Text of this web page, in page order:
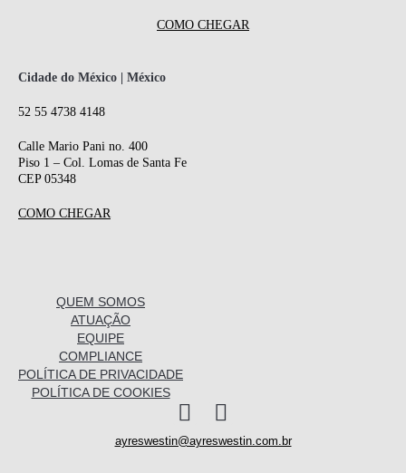
COMO CHEGAR
Cidade do México | México
52 55 4738 4148
Calle Mario Pani no. 400
Piso 1 – Col. Lomas de Santa Fe
CEP 05348
COMO CHEGAR
QUEM SOMOS
ATUAÇÃO
EQUIPE
COMPLIANCE
POLÍTICA DE PRIVACIDADE
POLÍTICA DE COOKIES
I
n
L
i
ayreswestin@ayreswestin.com.br